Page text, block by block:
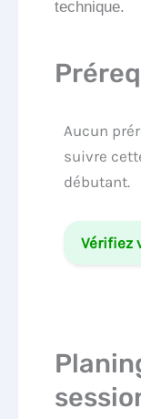
technique.
Aucun
suivre
débutant.
Vérifiez